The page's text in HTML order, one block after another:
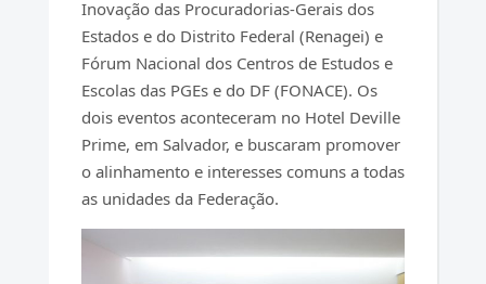
Inovação das Procuradorias-Gerais dos
Estados e do Distrito Federal (Renagei) e
Fórum Nacional dos Centros de Estudos e
Escolas das PGEs e do DF (FONACE). Os
dois eventos aconteceram no Hotel Deville
Prime, em Salvador, e buscaram promover
o alinhamento e interesses comuns a todas
as unidades da Federação.